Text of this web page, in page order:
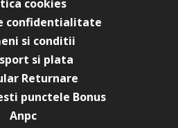
cookies
confidentialitate
si conditii
si plata
Returnare
punctele Bonus
Anpc